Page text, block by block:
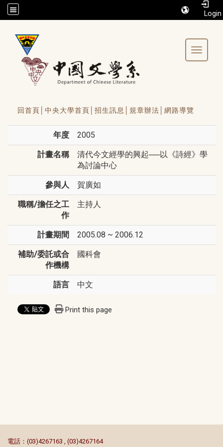
/accesskey"" title="Toolbar">:::
Toggle
回首頁│ 中央大學首頁│ 招生訊息│ 規章辦法│ 網路導覽
年度 2005
計畫名稱
清代今文經學的興起──以《詩經》學
為討論中心
參與人 賀廣如
職稱/擔任之工
作
主持人
計畫期間 2005.08 ~ 2006.12
補助/委託或合
作機構
國科會
語言 中文
Print this page
電話：(03)4267163 , (03)4267164